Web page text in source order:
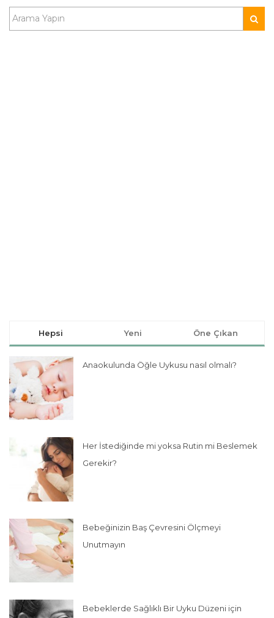
Hepsi Yeni Öne Çıkan
Anaokulunda Öğle Uykusu nasıl olmalı?
Her İstediğinde mi yoksa Rutin mi Beslemek
Gerekir?
Bebeğinizin Baş Çevresini Ölçmeyi
Unutmayın
Bebeklerde Sağlıklı Bir Uyku Düzeni için